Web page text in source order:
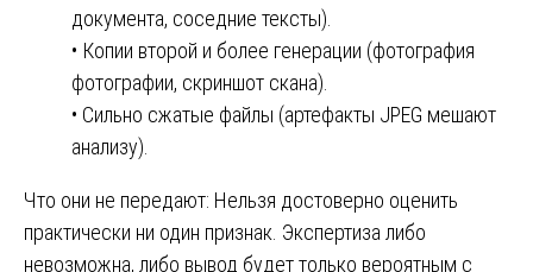
документа, соседние тексты).
• Копии второй и более генерации (фотография
фотографии, скриншот скана).
• Сильно сжатые файлы (артефакты JPEG мешают
анализу).
Что они не передают: Нельзя достоверно оценить
практически ни один признак. Экспертиза либо
невозможна, либо вывод будет только вероятным с